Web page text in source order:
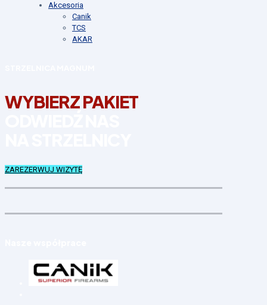
Akcesoria
Canik
TCS
AKAR
WYBIERZ PAKIET
ZAREZERWUJ WIZYTĘ